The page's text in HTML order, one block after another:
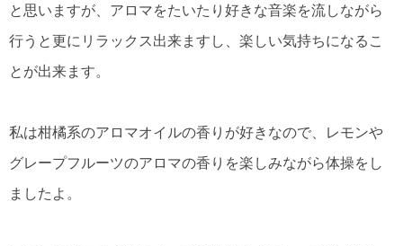
と思いますが、アロマをたいたり好きな音楽を流しながら
行うと更にリラックス出来ますし、楽しい気持ちになるこ
とが出来ます。
私は柑橘系のアロマオイルの香りが好きなので、レモンや
グレープフルーツのアロマの香りを楽しみながら体操をし
ましたよ。